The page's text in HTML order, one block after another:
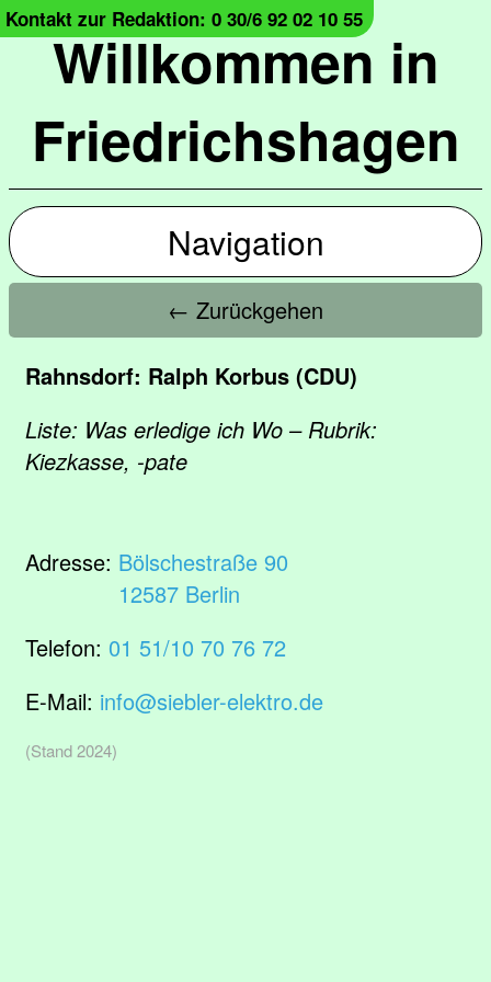
Willkommen in
Friedrichshagen
Kontakt zur Redaktion: 0 30/6 92 02 10 55
Navigation
← Zurückgehen
Rahnsdorf: Ralph Korbus (CDU)
Liste: Was erledige ich Wo – Rubrik:
Kiezkasse, -pate
Adresse: Bölschestraße 90
12587 Berlin
Telefon: 01 51/10 70 76 72
E-Mail: info@siebler-elektro.de
(Stand 2024)